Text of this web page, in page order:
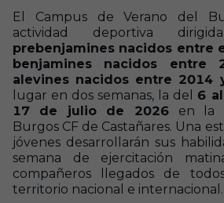
El Campus de Verano del
actividad deportiva
prebenjamines nacidos entre
benjamines nacidos
alevines nacidos entre 2014
lugar en dos semanas, la del 6
17 de julio de 2026 en la
Burgos CF de Castañares. Una
jóvenes desarrollarán sus
semana de ejercitación
compañeros llegados de
territorio nacional e internacional.